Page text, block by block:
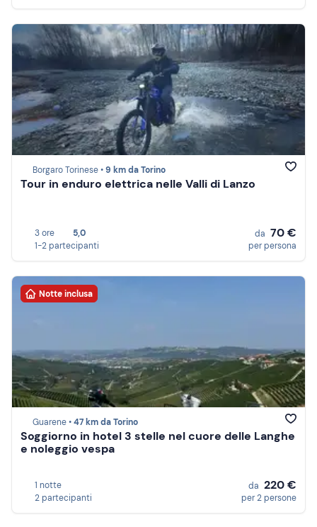
Borgaro Torinese •9 km da Torino
Tour in enduro elettrica nelle Valli di Lanzo
3 ore
5,0
1-2 partecipanti
da 70 €
per persona
Notte inclusa
Guarene •47 km da Torino
Soggiorno in hotel 3 stelle nel cuore delle Langhe
e noleggio vespa
1 notte
2 partecipanti
da 220 €
per 2 persone